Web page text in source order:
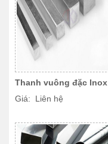
Thanh vuông đặc Inox
Giá: Liên hệ